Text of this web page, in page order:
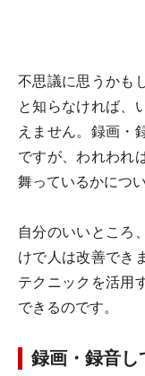
不思議に思うかも
と知らなければ、
えません。録画・
ですが、われわれ
舞っているかにつ
自分のいいところ
けで人は改善でき
テクニックを活用
できるのです。
録画・録音し